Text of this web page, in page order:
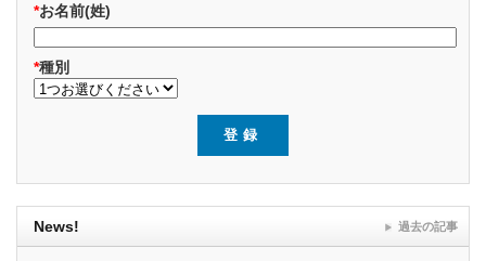
*お名前(姓)
*種別
News! 過去の記事